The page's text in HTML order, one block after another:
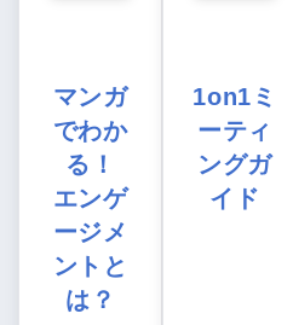
マンガ
でわか
る！
エンゲ
ージメ
ントと
は？
1on1ミ
ーティ
ングガ
イド